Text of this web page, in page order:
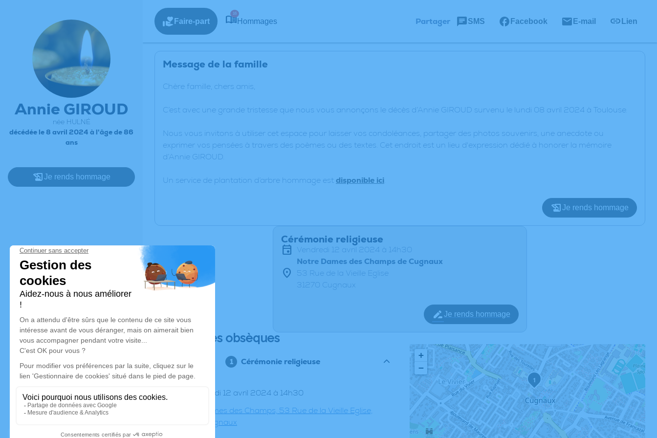
Annie GIROUD
née HULNÉ
décédée le 8 avril 2024 à l'âge de 86
ans
Je rends hommage
Faire-part
16
Hommages Partager SMS Facebook E-mail Lien
Message de la famille
Chère famille, chers amis,
C’est avec une grande tristesse que nous vous annonçons le décès d’Annie GIROUD survenu le lundi 08 avril 2024 à Toulouse.
Nous vous invitons à utiliser cet espace pour laisser vos condoléances, partager des photos souvenirs, une anecdote ou
exprimer vos pensées à travers des poèmes ou des textes. Cet endroit est un lieu d'expression dédié à honorer la mémoire
d’Annie GIROUD.
Un service de plantation d’arbre hommage est disponible ici
Je rends hommage
Cérémonie religieuse
vendredi 12 avril 2024 à 14h30
Notre Dames des Champs de Cugnaux
53 Rue de la Vieille Eglise
31270 Cugnaux
Je rends hommage
Déroulé des obsèques
Cérémonie religieuse
Le vendredi 12 avril 2024 à 14h30
Notre Dames des Champs, 53 Rue de la Vieille Eglise,
31270 Cugnaux
1
+
−